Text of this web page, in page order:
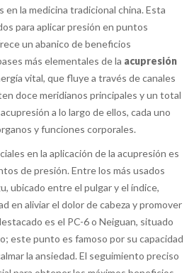
la medicina tradicional china. Esta
para aplicar presión en puntos
un abanico de beneficios
más elementales de la acupresión
vital, que fluye a través de canales
doce meridianos principales y un total
a lo largo de ellos, cada uno
y funciones corporales.
en la aplicación de la acupresión es
de presión. Entre los más usados
, ubicado entre el pulgar y el índice,
en aliviar el dolor de cabeza y promover
es el PC-6o Neiguan, situado
este punto es famoso por su capacidad
la ansiedad. El seguimiento preciso